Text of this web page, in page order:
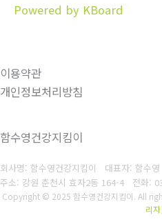
Powered by KBoard
이용약관
개인정보처리방침
함수영건강지킴이
회사명: 함수영건강지킴이 대표자: 함수영
주소: 강원 춘천시 효자2동 164-4 전화:
Copyright © 2025 함수영건강지킴이. All
리자